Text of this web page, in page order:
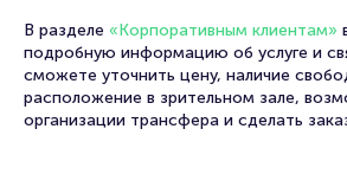
В разделе «Корпоративным клиентам»
подробную информацию об услуге и
сможете уточнить цену, наличие
расположение в зрительном зале,
организации трансфера и сделать